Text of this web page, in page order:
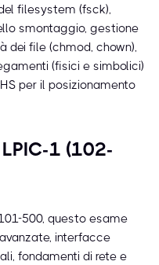
filesystem (fsck),
smontaggio, gestione
dei file (chmod, chown),
(fisici e simbolici)
per il posizionamento
1 (102-
500, questo esame
interfacce
fondamenti di rete e